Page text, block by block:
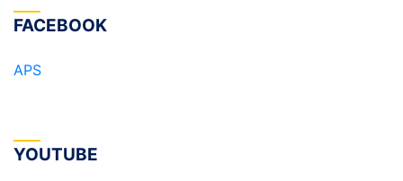
FACEBOOK
APS
YOUTUBE